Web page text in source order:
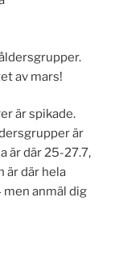
av mars!
är spikade.
är
är där 25-27.7,
är där hela
men anmäl dig